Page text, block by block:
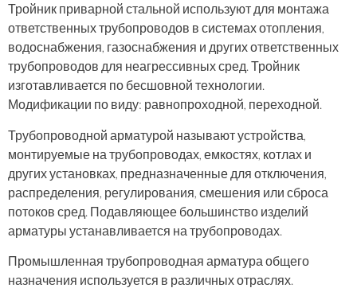
Тройник приварной стальной используют для монтажа
ответственных трубопроводов в системах отопления,
водоснабжения, газоснабжения и других ответственных
трубопроводов для неагрессивных сред. Тройник
изготавливается по бесшовной технологии.
Модификации по виду: равнопроходной, переходной.
Трубопроводной арматурой называют устройства,
монтируемые на трубопроводах, емкостях, котлах и
других установках, предназначенные для отключения,
распределения, регулирования, смешения или сброса
потоков сред. Подавляющее большинство изделий
арматуры устанавливается на трубопроводах.
Промышленная трубопроводная арматура общего
назначения используется в различных отраслях.